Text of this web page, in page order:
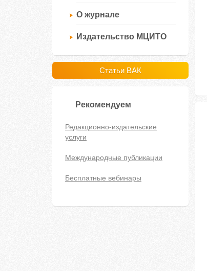
О журнале
Издательство МЦИТО
Статьи ВАК
Рекомендуем
Редакционно-издательские
услуги
Международные публикации
Бесплатные вебинары